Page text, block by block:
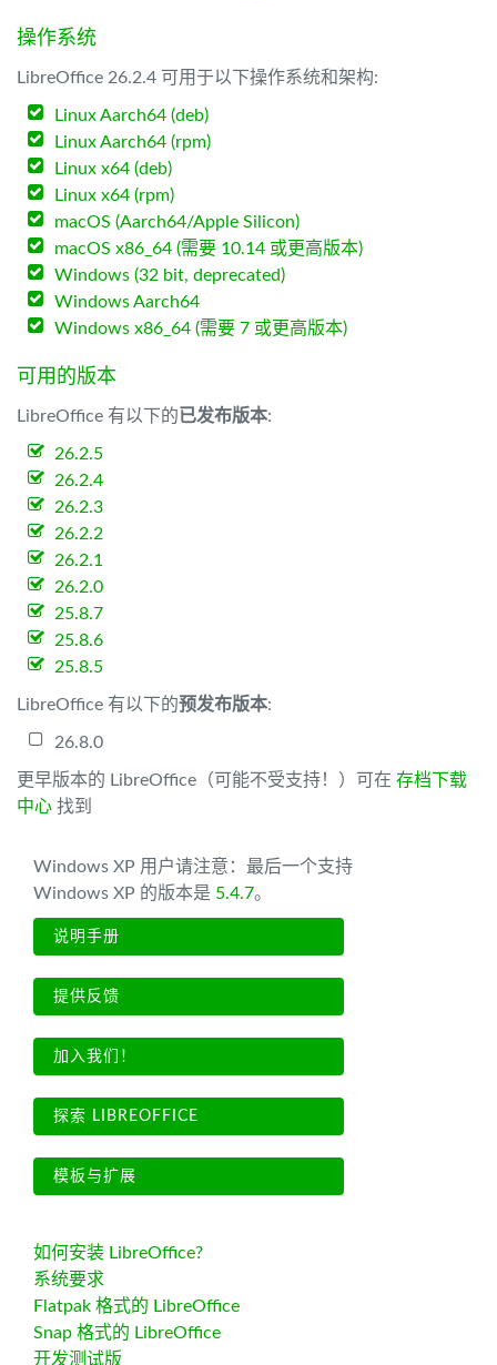
操作系统
LibreOffice 26.2.4 可用于以下操作系统和架构:
Linux Aarch64 (deb)
Linux Aarch64 (rpm)
Linux x64 (deb)
Linux x64 (rpm)
macOS (Aarch64/Apple Silicon)
macOS x86_64 (需要 10.14 或更高版本)
Windows (32 bit, deprecated)
Windows Aarch64
Windows x86_64 (需要 7 或更高版本)
可用的版本
LibreOffice 有以下的已发布版本:
26.2.5
26.2.4
26.2.3
26.2.2
26.2.1
26.2.0
25.8.7
25.8.6
25.8.5
LibreOffice 有以下的预发布版本:
26.8.0
更早版本的 LibreOffice（可能不受支持！）可在 存档下载
中心 找到
Windows XP 用户请注意：最后一个支持
Windows XP 的版本是 5.4.7。
说明手册
提供反馈
加入我们！
探索 LIBREOFFICE
模板与扩展
如何安装 LibreOffice?
系统要求
Flatpak 格式的 LibreOffice
Snap 格式的 LibreOffice
开发测试版